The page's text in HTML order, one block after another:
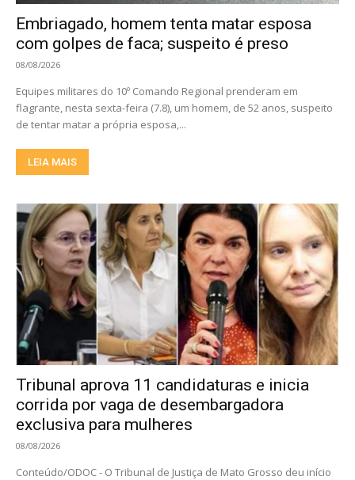
Embriagado, homem tenta matar esposa
com golpes de faca; suspeito é preso
08/08/2026
Equipes militares do 10º Comando Regional prenderam em
flagrante, nesta sexta-feira (7.8), um homem, de 52 anos, suspeito
de tentar matar a própria esposa,...
LEIA MAIS
Tribunal aprova 11 candidaturas e inicia
corrida por vaga de desembargadora
exclusiva para mulheres
08/08/2026
Conteúdo/ODOC - O Tribunal de Justiça de Mato Grosso deu início